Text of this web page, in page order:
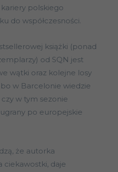
polskiego
do współczesności.
książki (ponad
od SQN jest
wątki oraz kolejne losy
bo w Barcelonie wiedzie
w tym sezonie
po europejskie
że autorka
ciekawostki, daje